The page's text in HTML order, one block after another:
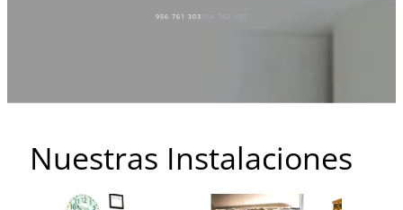
956 761 303 956 762 135
Nuestras Instalaciones